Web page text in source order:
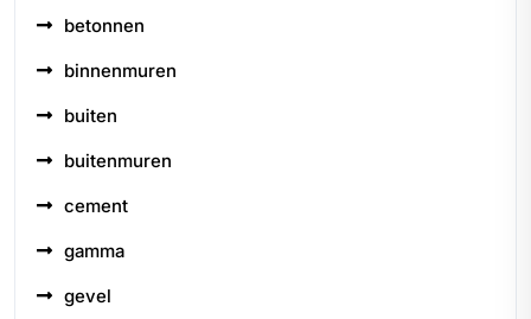
betonnen
binnenmuren
buiten
buitenmuren
cement
gamma
gevel